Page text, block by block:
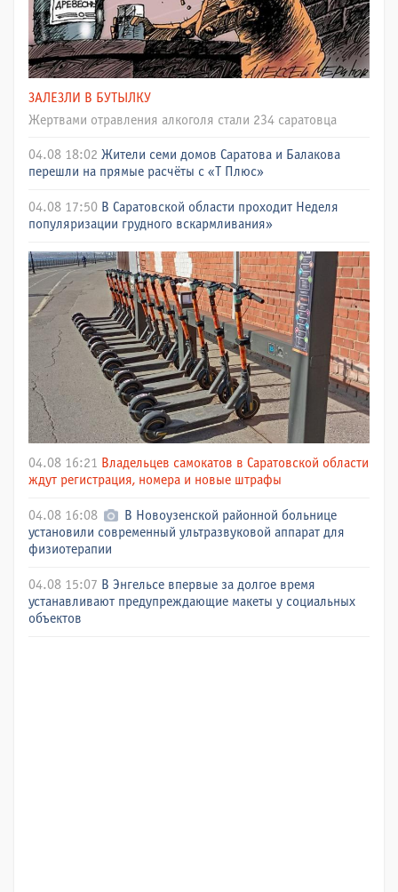
ЗАЛЕЗЛИ В БУТЫЛКУ
Жертвами отравления алкоголя стали 234 саратовца
04.08 18:02 Жители семи домов Саратова и Балакова
перешли на прямые расчёты с «Т Плюс»
04.08 17:50 В Саратовской области проходит Неделя
популяризации грудного вскармливания»
04.08 16:21 Владельцев самокатов в Саратовской области
ждут регистрация, номера и новые штрафы
04.08 16:08
В Новоузенской районной больнице
установили современный ультразвуковой аппарат для
физиотерапии
04.08 15:07 В Энгельсе впервые за долгое время
устанавливают предупреждающие макеты у социальных
объектов